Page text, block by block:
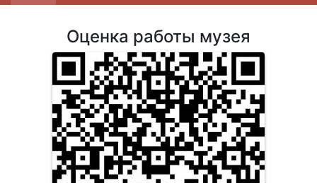
Оценка работы музея